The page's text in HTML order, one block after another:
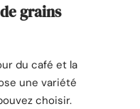
grains
du café et la
une variété
choisir.